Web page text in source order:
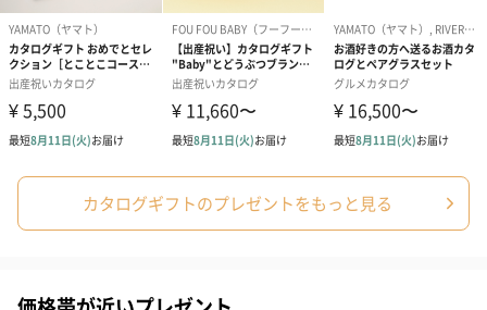
カタログギフトのプレゼントをもっと見る